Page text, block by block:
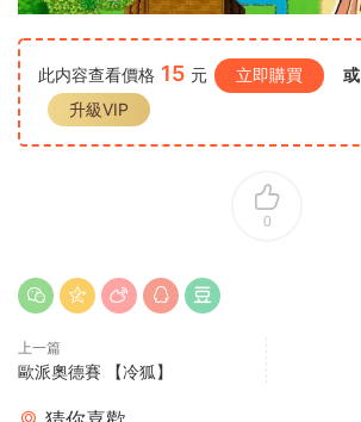
此内容查看價格 15 元 立即購買 或
升級VIP
0
上一篇
歐派奧德賽 【冷狐】